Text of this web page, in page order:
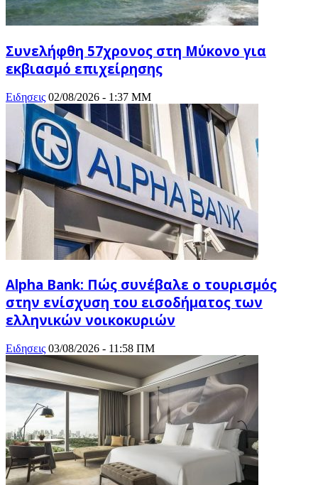
Συνελήφθη 57χρονος στη Μύκονο για
εκβιασμό επιχείρησης
Ειδησεις 02/08/2026 - 1:37 ΜΜ
Alpha Bank: Πώς συνέβαλε ο τουρισμός
στην ενίσχυση του εισοδήματος των
ελληνικών νοικοκυριών
Ειδησεις 03/08/2026 - 11:58 ΠΜ